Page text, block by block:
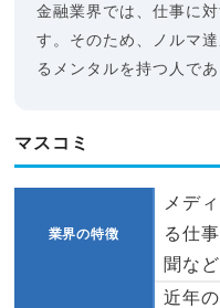
金融業界では、仕事に
す。そのため、ノルマ
るメンタルを持つ人で
マスコミ
業界の特徴
メデ
る仕
聞な
近年